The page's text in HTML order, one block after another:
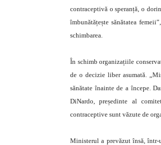
contraceptivă o speranță, o
îmbunătățește sănătatea
schimbarea.
În schimb organizațiile
de o decizie liber asumată.
sănătate înainte de a începe.
DiNardo, președinte al
contraceptive sunt văzute de
Ministerul a prevăzut însă,